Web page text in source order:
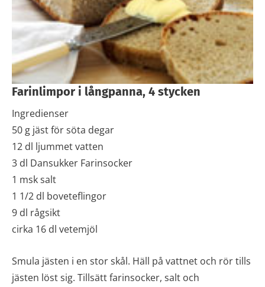
Farinlimpor i långpanna, 4 stycken
Ingredienser
50 g jäst för söta degar
12 dl ljummet vatten
3 dl Dansukker Farinsocker
1 msk salt
1 1/2 dl boveteflingor
9 dl rågsikt
cirka 16 dl vetemjöl
Smula jästen i en stor skål. Häll på vattnet och rör tills
jästen löst sig. Tillsätt farinsocker, salt och